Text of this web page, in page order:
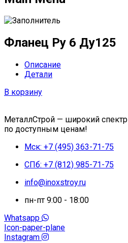
Фланец Ру 6 Ду125
Описание
Детали
В корзину
МеталлСтрой — широкий
по доступным ценам!
Мск: +7 (495) 363-71-75
СПб: +7 (812) 985-71-75
info@inoxstroy.ru
пн-пт 9:00 - 18:00
Whatsapp
Icon-paper-plane
Instagram